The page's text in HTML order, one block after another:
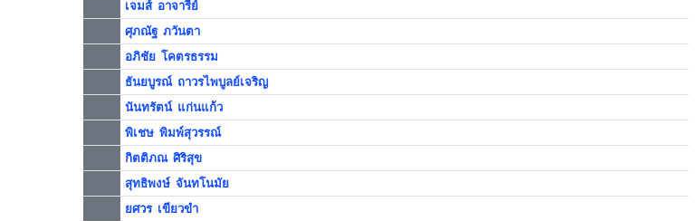
เจมส์ อาจารีย์
ศุภณัฐ ภวันตา
อภิชัย โคตรธรรม
ธันยบูรณ์ ถาวรไพบูลย์เจริญ
นันทรัตน์ แก่นแก้ว
พิเชษ พิมพ์สุวรรณ์
กิตติภณ ศิริสุข
สุทธิพงษ์ จันทโนมัย
ยศวร เขียวขำ